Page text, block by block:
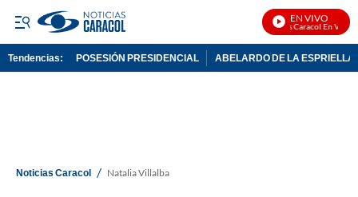
EN VIVO
Noticias Caracol En Vivo
Tendencias: POSESIÓN PRESIDENCIAL ABELARDO DE LA ESPRIELLA
Noticias Caracol / Natalia Villalba